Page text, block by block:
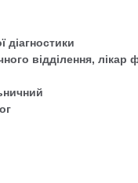
діагностики
відділення, лікар